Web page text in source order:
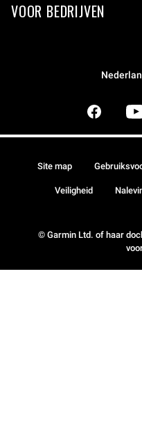
VOOR BEDRIJVEN
© Garmin Ltd. of haar
Site map
Veiligheid